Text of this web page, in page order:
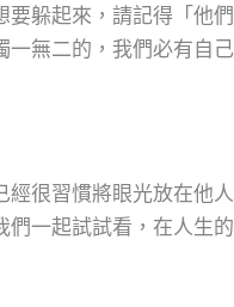
要躲起來，請記得「他
一無二的，我們必有自
經很習慣將眼光放在他
們一起試試看，在人生